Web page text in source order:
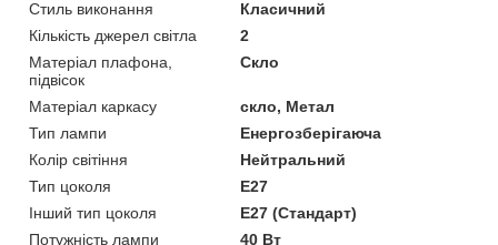
Стиль виконання
Класичний
Кількість джерел світла
2
Матеріал плафона,
підвісок
Скло
Матеріал каркасу
скло, Метал
Тип лампи
Енергозберігаюча
Колір світіння
Нейтральний
Тип цоколя
E27
Інший тип цоколя
E27 (Стандарт)
Потужність лампи
40 Вт